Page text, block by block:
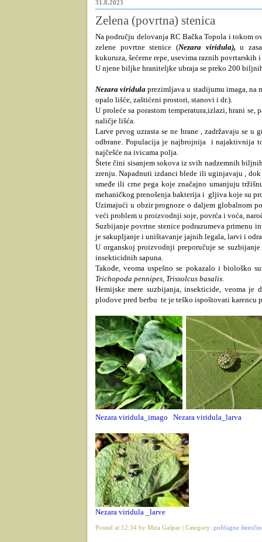
31.8.2023
Zelena (povrtna) stenica
Na području delovanja RC Bačka Topola i tokom
zelene povrtne stenice (Nezara viridula),u
kukuruza, šećerne repe, usevima raznih povrtarskih
U njene biljke hraniteljke ubraja se preko 200
Nezara viridulaprezimljava u stadijumu imaga, na
opalo lišće, zaštićeni prostori, stanovi i dr.).
U proleće sa porastom temperatura,izlazi, hrani
naličje lišća.
Larve prvog uzrasta se ne hrane , zadržavaju se
odbrane. Populacija je najbrojnija
i najaktivnija
najčešće na ivicama polja.
Štete čini sisanjem sokova iz svih nadzemnih
zrenju. Napadnuti izdanci blede ili uginjavaju ,
smeđe ili crne pega koje značajno umanjuju
mehaničkog prenošenja bakterija i gljiva koje su
Uzimajući u obzir prognoze o daljem globalnom
veći problem u proizvodnji soje, povrća i voća,
Suzbijanje povrtne stenice podrazumeva primenu
je sakupljanje i uništavanje jajnih legala, larvi i
U organskoj proizvodnji preporučuje se
insekticidnih sapuna.
Takođe, veoma uspešno se pokazalo i biološko
Trichopoda pennipes, Trissolcus basalis.
Hemijske mere suzbijanja, insekticide, veoma je
plodove pred berbu te je teško ispoštovati karencu
Nezara viridula_imago Nezara viridula_larva
Nezara viridula _larve
Posted at 12:34 by Mira Gašpar | Category: polifagne